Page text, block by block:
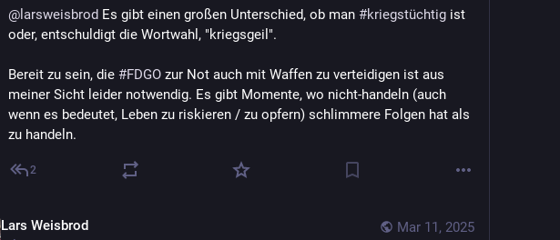
@ larsweisbrod Es gibt einen großen Unterschied, ob man #kriegstüchtig ist
oder, entschuldigt die Wortwahl, "kriegsgeil".
Bereit zu sein, die #FDGO zur Not auch mit Waffen zu verteidigen ist aus
meiner Sicht leider notwendig. Es gibt Momente, wo nicht-handeln (auch
wenn es bedeutet, Leben zu riskieren / zu opfern) schlimmere Folgen hat als
zu handeln.
2
Mar 11, 2025
Lars Weisbrod